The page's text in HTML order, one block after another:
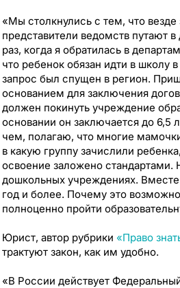
«Мы столкнулись с тем, что
представители ведомств путают
раз, когда я обратилась в
что ребенок обязан идти в школу
запрос был спущен в регион.
основанием для заключения
должен покинуть учреждение
основании он заключается до 6,5
чем, полагаю, что многие
в какую группу зачислили
освоение заложено стандартами.
дошкольных учреждениях. Вместе
год и более. Почему это
полноценно пройти
Юрист, автор рубрики «Право
трактуют закон, как им удобно.
«В России действует